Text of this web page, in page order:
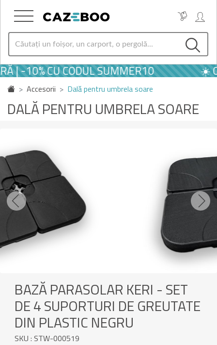
| -10% CU CODUL SUMMER10 ☀️
Accesorii Dală pentru umbrela soare
DALĂ PENTRU UMBRELA SOARE
Previous Next
BAZĂ PARASOLAR KERI - SET
DE 4 SUPORTURI DE GREUTATE
DIN PLASTIC NEGRU
SKU : STW-000519